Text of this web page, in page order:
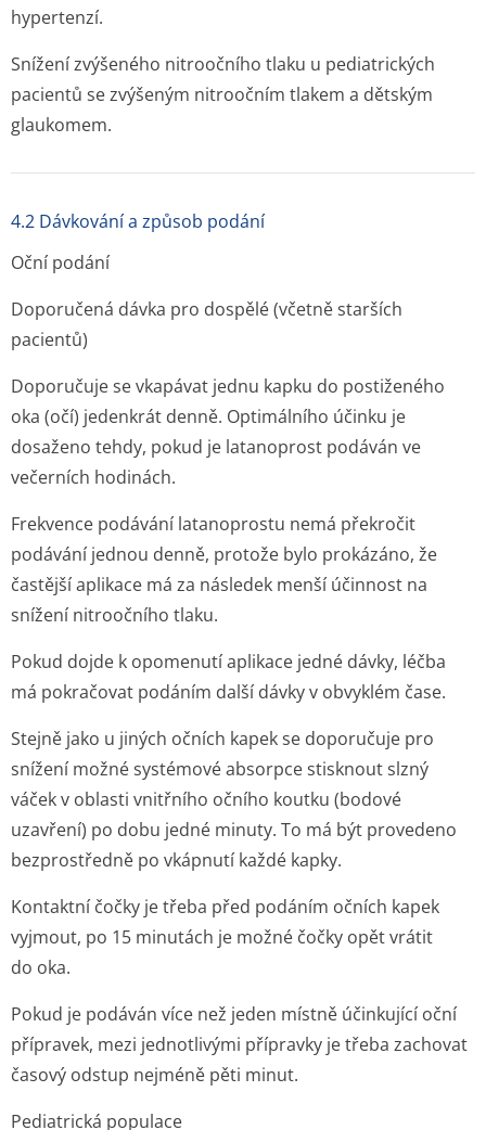
hypertenzí.
Snížení zvýšeného nitroočního tlaku u pediatrických
pacientů se zvýšeným nitroočním tlakem a dětským
glaukomem.
4.2 Dávkování a způsob podání
Oční podání
Doporučená dávka pro dospělé (včetně starších
pacientů)
Doporučuje se vkapávat jednu kapku do postiženého
oka (očí) jedenkrát denně. Optimálního účinku je
dosaženo tehdy, pokud je latanoprost podáván ve
večerních hodinách.
Frekvence podávání latanoprostu nemá překročit
podávání jednou denně, protože bylo prokázáno, že
častější aplikace má za následek menší účinnost na
snížení nitroočního tlaku.
Pokud dojde k opomenutí aplikace jedné dávky, léčba
má pokračovat podáním další dávky v obvyklém čase.
Stejně jako u jiných očních kapek se doporučuje pro
snížení možné systémové absorpce stisknout slzný
váček v oblasti vnitřního očního koutku (bodové
uzavření) po dobu jedné minuty. To má být provedeno
bezprostředně po vkápnutí každé kapky.
Kontaktní čočky je třeba před podáním očních kapek
vyjmout, po 15 minutách je možné čočky opět vrátit
do oka.
Pokud je podáván více než jeden místně účinkující oční
přípravek, mezi jednotlivými přípravky je třeba zachovat
časový odstup nejméně pěti minut.
Pediatrická populace